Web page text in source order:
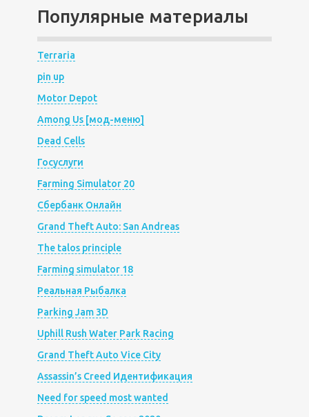
Популярные материалы
Terraria
pin up
Motor Depot
Among Us [мод-меню]
Dead Cells
Госуслуги
Farming Simulator 20
Сбербанк Онлайн
Grand Theft Auto: San Andreas
The talos principle
Farming simulator 18
Реальная Рыбалка
Parking Jam 3D
Uphill Rush Water Park Racing
Grand Theft Auto Vice City
Assassin’s Creed Идентификация
Need for speed most wanted